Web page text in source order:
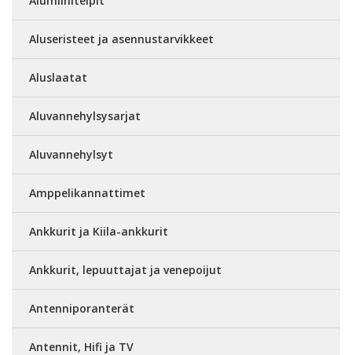
Aluseristeet ja asennustarvikkeet
Aluslaatat
Aluvannehylsysarjat
Aluvannehylsyt
Amppelikannattimet
Ankkurit ja Kiila-ankkurit
Ankkurit, lepuuttajat ja venepoijut
Antenniporanterät
Antennit, Hifi ja TV